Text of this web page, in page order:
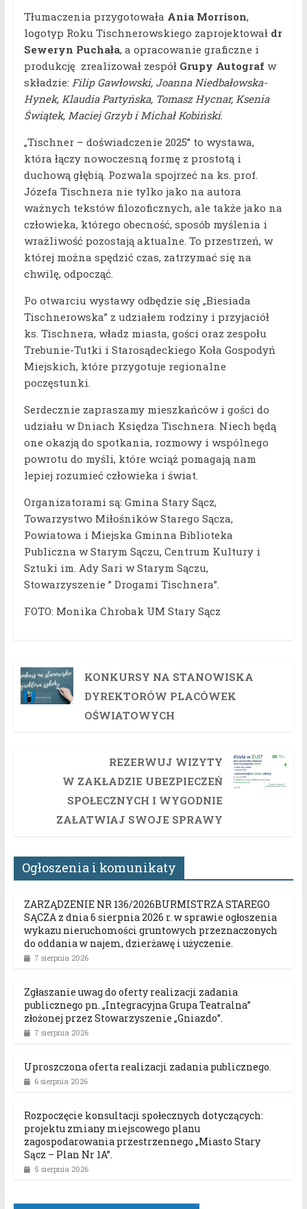
Tłumaczenia przygotowała Ania Morrison,
logotyp Roku Tischnerowskiego zaprojektował dr
Seweryn Puchała, a opracowanie graficzne i
produkcję zrealizował zespół Grupy Autografw
składzie: Filip Gawłowski, Joanna Niedbałowska-
Hynek, Klaudia Partyńska, Tomasz Hycnar, Ksenia
Świątek, Maciej Grzyb i Michał Kobiński.
„Tischner – doświadczenie 2025” to wystawa,
która łączy nowoczesną formę z prostotą i
duchową głębią. Pozwala spojrzeć na ks. prof.
Józefa Tischnera nie tylko jako na autora
ważnych tekstów filozoficznych, ale także jako na
człowieka, którego obecność, sposób myślenia i
wrażliwość pozostają aktualne. To przestrzeń, w
której można spędzić czas, zatrzymać się na
chwilę, odpocząć.
Po otwarciu wystawy odbędzie się „Biesiada
Tischnerowska” z udziałem rodziny i przyjaciół
ks. Tischnera, władz miasta, gości oraz zespołu
Trebunie-Tutki i Starosądeckiego Koła Gospodyń
Miejskich, które przygotuje regionalne
poczęstunki.
Serdecznie zapraszamy mieszkańców i gości do
udziału w Dniach Księdza Tischnera. Niech będą
one okazją do spotkania, rozmowy i wspólnego
powrotu do myśli, które wciąż pomagają nam
lepiej rozumieć człowieka i świat.
Organizatorami są: Gmina Stary Sącz,
Towarzystwo Miłośników Starego Sącza,
Powiatowa i Miejska Gminna Biblioteka
Publiczna w Starym Sączu, Centrum Kultury i
Sztuki im. Ady Sari w Starym Sączu,
Stowarzyszenie ” Drogami Tischnera”.
FOTO: Monika Chrobak UM Stary Sącz
KONKURSY NA STANOWISKA
DYREKTORÓW PLACÓWEK
OŚWIATOWYCH
REZERWUJ WIZYTY
W ZAKŁADZIE UBEZPIECZEŃ
SPOŁECZNYCH I WYGODNIE
ZAŁATWIAJ SWOJE SPRAWY
Ogłoszenia i komunikaty
ZARZĄDZENIE NR 136/2026BURMISTRZA STAREGO
SĄCZA z dnia 6 sierpnia 2026 r. w sprawie ogłoszenia
wykazu nieruchomości gruntowych przeznaczonych
do oddania w najem, dzierżawę i użyczenie.
7 sierpnia 2026
Zgłaszanie uwag do oferty realizacji zadania
publicznego pn. „Integracyjna Grupa Teatralna”
złożonej przez Stowarzyszenie „Gniazdo”.
7 sierpnia 2026
Uproszczona oferta realizacji zadania publicznego.
6 sierpnia 2026
Rozpoczęcie konsultacji społecznych dotyczących:
projektu zmiany miejscowego planu
zagospodarowania przestrzennego „Miasto Stary
Sącz – Plan Nr 1A”.
5 sierpnia 2026